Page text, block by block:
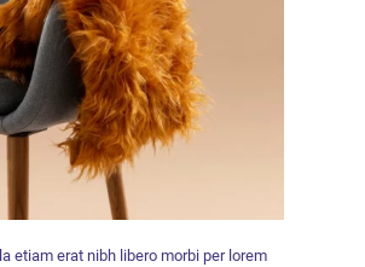
etiam erat nibh libero morbi per lorem